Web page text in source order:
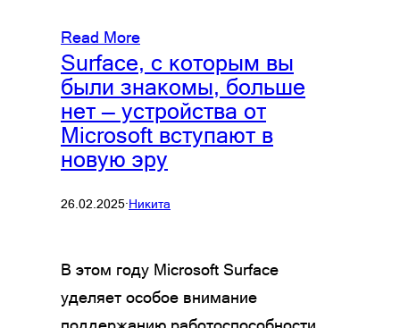
Read More
Surface, с которым вы
были знакомы, больше
нет — устройства от
Microsoft вступают в
новую эру
26.02.2025·Никита
В этом году Microsoft Surface
уделяет особое внимание